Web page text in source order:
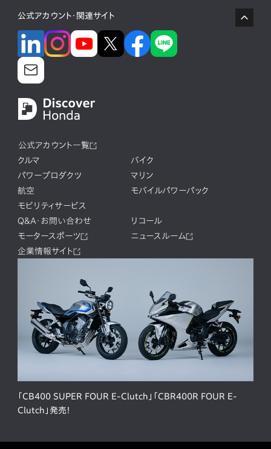
公式アカウント・関連サイト
公式アカウント一覧
クルマ
バイク
パワープロダクツ
マリン
航空
モバイルパワーパック
モビリティサービス
Q&A・お問い合わせ
リコール
モータースポーツ
ニュースルーム
企業情報サイト
「CB400 SUPER FOUR E-Clutch」「CBR400R FOUR E-
Clutch」発売！